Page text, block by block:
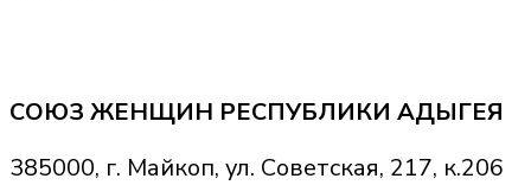
СОЮЗ ЖЕНЩИН РЕСПУБЛИКИ АДЫГЕЯ
385000, г. Майкоп, ул. Советская, 217, к.206